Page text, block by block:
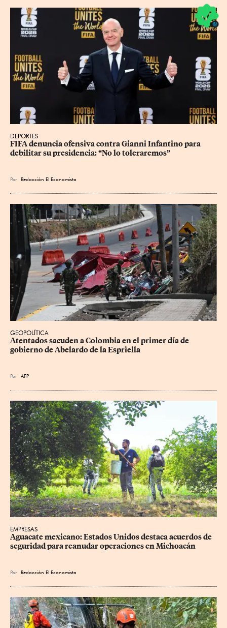
DEPORTES
FIFA denuncia ofensiva contra Gianni Infantino para
debilitar su presidencia: “No lo toleraremos”
Por Redacción El Economista
GEOPOLÍTICA
Atentados sacuden a Colombia en el primer día de
gobierno de Abelardo de la Espriella
Por AFP
EMPRESAS
Aguacate mexicano: Estados Unidos destaca acuerdos de
seguridad para reanudar operaciones en Michoacán
Por Redacción El Economista